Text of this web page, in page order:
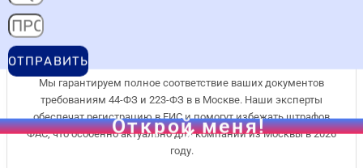
Мы гарантируем полное соответствие ваших документов
требованиям 44-ФЗ и 223-ФЗ в в Москве. Наши эксперты
обеспечат регистрацию в ЕИС и помогут избежать штрафов
ФАС, что особенно актуально для компаний из Москвы в 2026
году.
ОТПРАВИТЬ
Открой меня!